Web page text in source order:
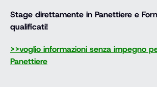
Stage direttamente in Panettiere e
qualificati!
>>voglio informazioni senza impegno
Panettiere